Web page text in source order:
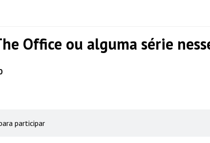
Office ou alguma série
participar